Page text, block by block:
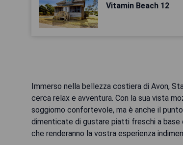
Vitamin Beach 12
Immerso nella bellezza costiera di Avon,
cerca relax e avventura. Con la sua vista
soggiorno confortevole, ma è anche il
dimenticate di gustare piatti freschi a
che renderanno la vostra esperienza